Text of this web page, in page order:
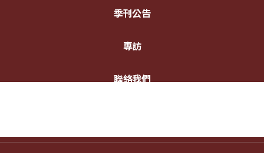
季刊公告
專訪
聯絡我們